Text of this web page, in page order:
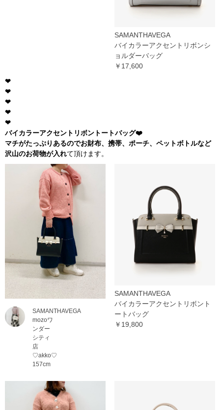
SAMANTHAVEGA
バイカラーアクセントリボンシ
ョルダーバッグ
￥17,600
❤︎
❤︎
❤︎
❤︎
❤︎
バイカラーアクセントリボントートバッグ❤️
マチがたっぷりあるのでお財布、携帯、ポーチ、ペットボトルなど
沢山のお荷物が入れて頂けます。
SAMANTHAVEGA
mozoワ
ンダー
シティ
店
♡akko♡
157cm
SAMANTHAVEGA
バイカラーアクセントリボント
ートバッグ
￥19,800